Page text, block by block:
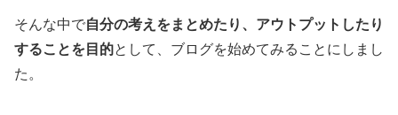
そんな中で自分の考えをまとめたり、アウトプットしたり
することを目的として、ブログを始めてみることにしまし
た。